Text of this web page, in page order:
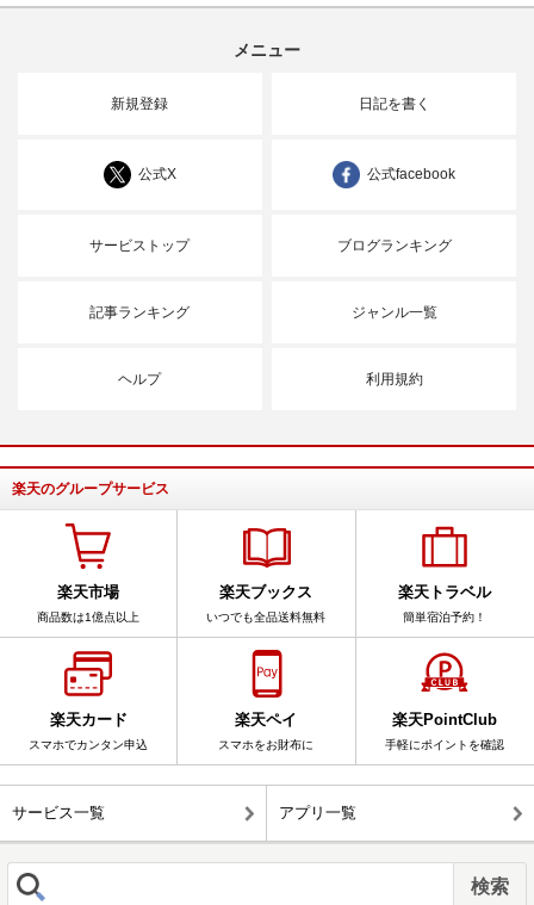
メニュー
新規登録 日記を書く
公式X 公式facebook
サービストップ ブログランキング
記事ランキング ジャンル一覧
ヘルプ 利用規約
楽天のグループサービス
楽天市場
商品数は1億点以上
楽天ブックス
いつでも全品送料無料
楽天トラベル
簡単宿泊予約！
楽天カード
スマホでカンタン申込
楽天ペイ
スマホをお財布に
楽天PointClub
手軽にポイントを確認
サービス一覧 アプリ一覧